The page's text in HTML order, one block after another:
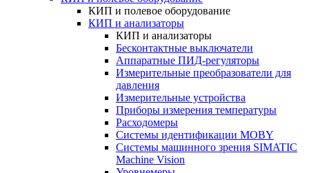
КИП и полевое оборудование
КИП и анализаторы
КИП и анализаторы
Бесконтактные выключатели
Аппаратные ПИД-регуляторы
Измерительные преобразователи для
давления
Измерительные устройства
Приборы измерения температуры
Расходомеры
Системы идентификации MOBY
Системы машинного зрения SIMATIC
Machine Vision